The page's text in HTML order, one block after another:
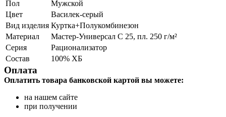
Пол
Мужской
Цвет
Василек-серый
Вид изделия Куртка+Полукомбинезон
Материал
Мастер-Универсал С 25, пл. 250 г/м²
Серия
Рационализатор
Состав
100% ХБ
Оплата
Оплатить товара банковской картой вы можете:
на нашем сайте
при получении